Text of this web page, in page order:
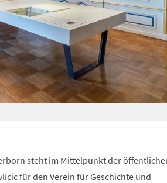
steht im Mittelpunkt der
für den Verein für Geschichte und